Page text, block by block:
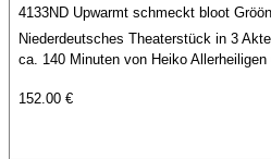
4133ND Upwarmt schmeckt bloot
Niederdeutsches Theaterstück in 3
ca. 140 Minuten von Heiko
152.00 €